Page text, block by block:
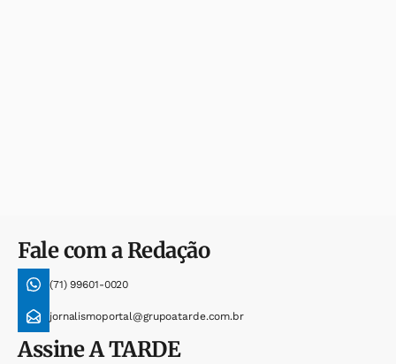
Fale com a Redação
(71) 99601-0020
jornalismoportal@grupoatarde.com.br
AssineA TARDE